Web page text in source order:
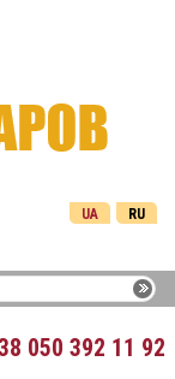
RU
UA
050 392 11 92